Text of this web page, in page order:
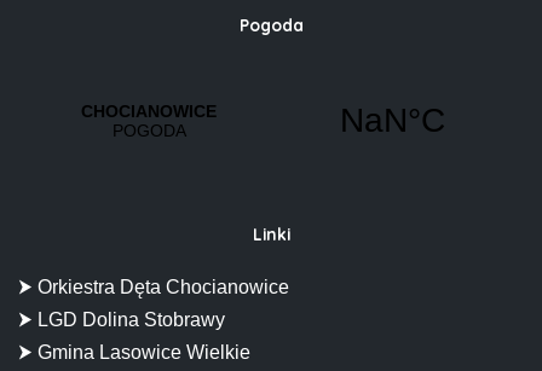
Pogoda
Linki
⮞ Orkiestra Dęta Chocianowice
⮞ LGD Dolina Stobrawy
⮞ Gmina Lasowice Wielkie